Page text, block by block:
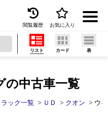
取
は
閲覧履歴 お気に入り
の中古車一覧
リスト カード 表
ック一覧 ＵＤ クオン ウ